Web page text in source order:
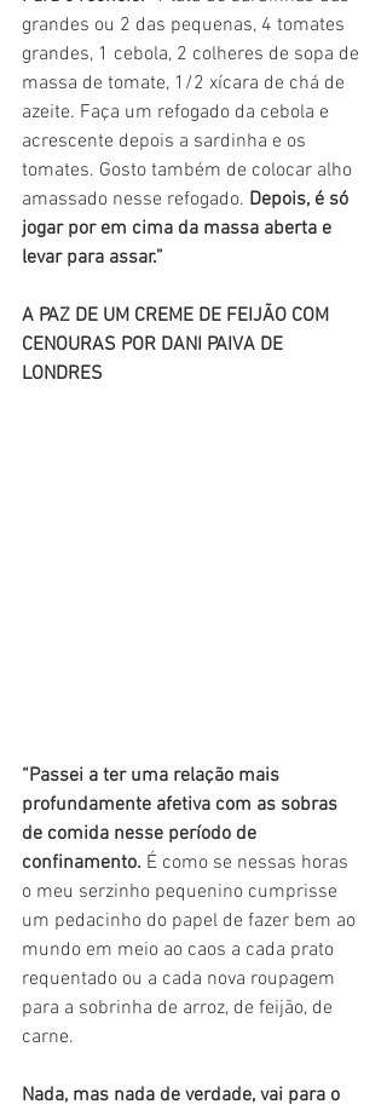
grandes ou 2 das pequenas, 4 tomates
grandes, 1 cebola, 2 colheres de sopa de
massa de tomate, 1/2 xícara de chá de
azeite. Faça um refogado da cebola e
acrescente depois a sardinha e os
tomates. Gosto também de colocar alho
amassado nesse refogado. Depois, é só
jogar por em cima da massa aberta e
levar para assar.”
A PAZ DE UM CREME DE FEIJÃO COM
CENOURAS POR DANI PAIVA DE
LONDRES
“Passei a ter uma relação mais
profundamente afetiva com as sobras
de comida nesse período de
confinamento. É como se nessas horas
o meu serzinho pequenino cumprisse
um pedacinho do papel de fazer bem ao
mundo em meio ao caos a cada prato
requentado ou a cada nova roupagem
para a sobrinha de arroz, de feijão, de
carne.
Nada, mas nada de verdade, vai para o